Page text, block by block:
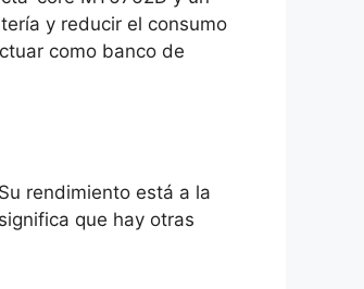
y reducir el consumo
como banco de
rendimiento está a la
que hay otras